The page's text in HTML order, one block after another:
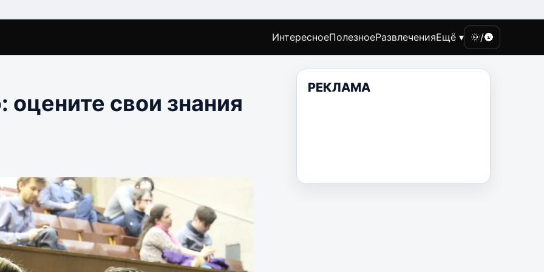
ИнтересноеПолезноеРазвлеченияЕщё ▾ 🌞/🌚
оцените свои знания
РЕКЛАМА